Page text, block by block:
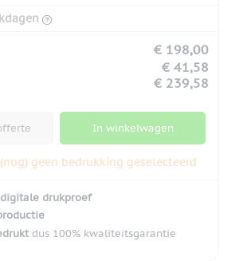
€ 198,00
€ 41,58
€ 239,58
In winkelwagen
geen bedrukking geselecteerd
drukproef
dus 100% kwaliteitsgarantie